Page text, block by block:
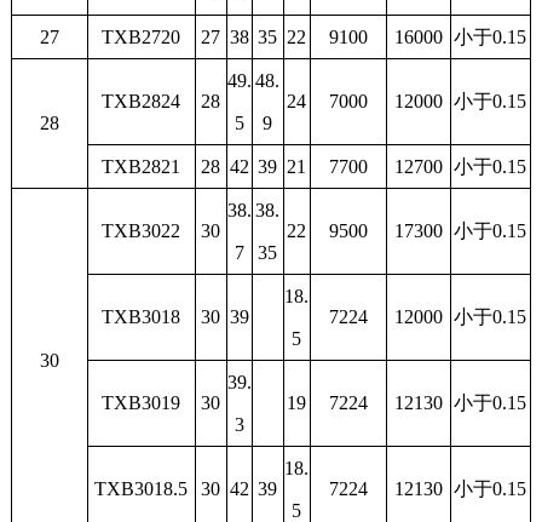
27 TXB2720 27 38 35 22 9100 16000 小于0.15
28
TXB2824 28
49.
5
48.
9
24 7000 12000 小于0.15
TXB2821 28 42 39 21 7700 12700 小于0.15
30
TXB3022 30
38.
7
38.
35
22 9500 17300 小于0.15
TXB3018 30 39
18.
5
7224 12000 小于0.15
TXB3019 30
39.
3
19 7224 12130 小于0.15
TXB3018.5 30 42 39
18.
5
7224 12130 小于0.15